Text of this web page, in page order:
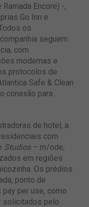
Encore) -,
Go Inn e
os
seguem
com
modernas e
protocolos de
Safe & Clean
conexão para
de hotel, a
com
Studios– m/ode,
em regiões
Os prédios
ponto de
per use, como
solicitados pelo